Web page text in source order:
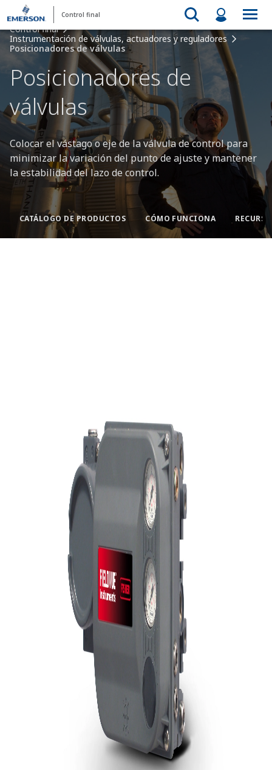
Control final
Control final
Instrumentación de válvulas, actuadores y reguladores
Posicionadores de válvulas
Posicionadores de
válvulas
Colocar el vástago o eje de la válvula de control para
minimizar la variación del punto de ajuste y mantener
la estabilidad del lazo de control.
CATÁLOGO DE PRODUCTOS CÓMO FUNCIONA